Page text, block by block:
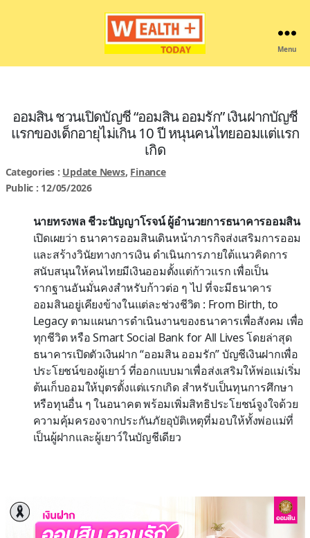
Menu
ออมสิน ชวนเปิดบัญชี “ออมสิน ออมรัก” เงินฝากบัญชี
แรกของเด็กอายุไม่เกิน 10 ปี หนุนคนไทยออมแต่แรก
เกิด
Categories : Update News, Finance
Public : 12/05/2026
นายทรงพล ชีวะปัญญาโรจน์ ผู้อำนวยการธนาคารออมสิน
เปิดเผยว่า ธนาคารออมสินเดินหน้าภารกิจส่งเสริมการออม
และสร้างวินัยทางการเงิน ดำเนินการภายใต้แนวคิดการ
สนับสนุนให้คนไทยมีเงินออมตั้งแต่ก้าวแรก เพื่อเป็น
รากฐานอันมั่นคงสำหรับก้าวต่อ ๆ ไป ที่จะมีธนาคาร
ออมสินอยู่เคียงข้างในแต่ละช่วงชีวิต : From Birth, to
Legacy ตามแผนการดำเนินงานของธนาคารเพื่อสังคม เพื่อ
ทุกชีวิต หรือ Smart Social Bank for All Lives โดยล่าสุด
ธนาคารเปิดตัวเงินฝาก “ออมสิน ออมรัก” บัญชีเงินฝากเพื่อ
ประโยชน์ของผู้เยาว์ ที่ออกแบบมาเพื่อส่งเสริมให้พ่อแม่เริ่ม
ต้นเก็บออมให้บุตรตั้งแต่แรกเกิด สำหรับเป็นทุนการศึกษา
หรือทุนอื่น ๆ ในอนาคต พร้อมเพิ่มสิทธิประโยชน์จูงใจด้วย
ความคุ้มครองจากประกันภัยอุบัติเหตุที่มอบให้ทั้งพ่อแม่ที่
เป็นผู้ฝากและผู้เยาว์ในบัญชีเดียว